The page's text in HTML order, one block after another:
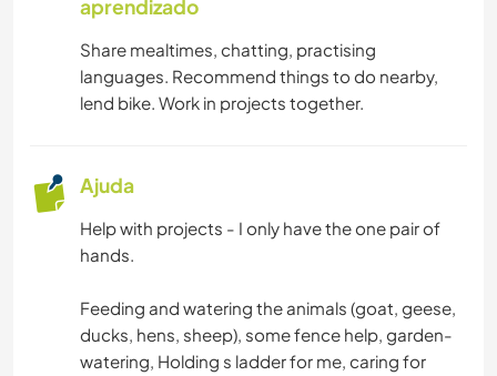
aprendizado
Share mealtimes, chatting, practising
languages. Recommend things to do nearby,
lend bike. Work in projects together.
Ajuda
Help with projects - I only have the one pair of
hands.
Feeding and watering the animals (goat, geese,
ducks, hens, sheep), some fence help, garden-
watering, Holding s ladder for me, caring for